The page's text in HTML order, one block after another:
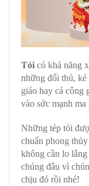
Tỏi có khả năng
những đối thủ, kẻ
giáo hay cả công
vào sức mạnh
Những tép tỏi
chuẩn phong
không cần lo
chúng đâu vì
chịu đó rồi nhé!